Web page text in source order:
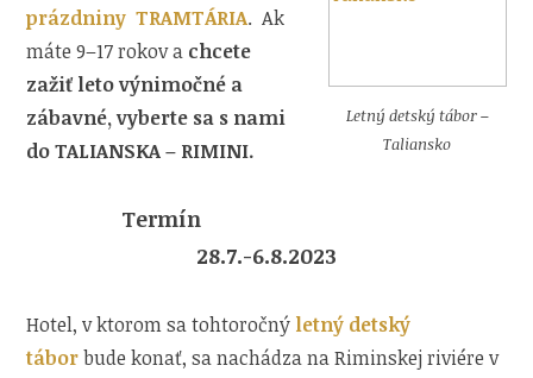
Letný detský tábor –
Taliansko
prázdniny TRAMTÁRIA. Ak
máte 9–17 rokov a chcete
zažiť leto výnimočné a
zábavné, vyberte sa s nami
do TALIANSKA – RIMINI.
Termín
28.7.-6.8.2023
Hotel, v ktorom sa tohtoročný letný detský
táborbude konať, sa nachádza na Riminskej riviére v